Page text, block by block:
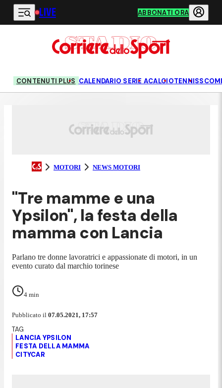
Vai al contenuto principale
LIVE ABBONATI ORA
CONTENUTI PLUS CALENDARIO SERIE ACALCIOTENNIS
MOTORI NEWS MOTORI
"Tre mamme e una
Ypsilon", la festa della
mamma con Lancia
Parlano tre donne lavoratrici e appassionate di motori, in un
evento curato dal marchio torinese
4 min
Pubblicato il 07.05.2021, 17:57
LANCIA YPSILON
FESTA DELLA MAMMA
CITYCAR